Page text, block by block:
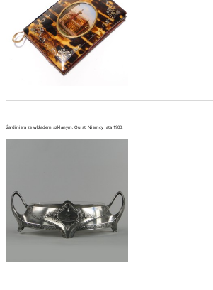
Żardiniera ze wkładem szklanym, Quist, Niemcy lata 1900.